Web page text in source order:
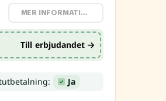
MER INFORMATION
Till erbjudandet
Ja